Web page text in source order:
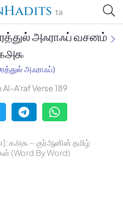
ta
அஃராஃப் வசனம்
அஃராஃப்)
Al-A'raf Verse 189
௧௮௯ ~ குர்ஆனின் தமிழ்
(Word By Word)